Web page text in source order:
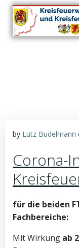
by Lutz Budelmann
Corona-
für die beiden
Fachbereiche:
Mit Wirkung ab